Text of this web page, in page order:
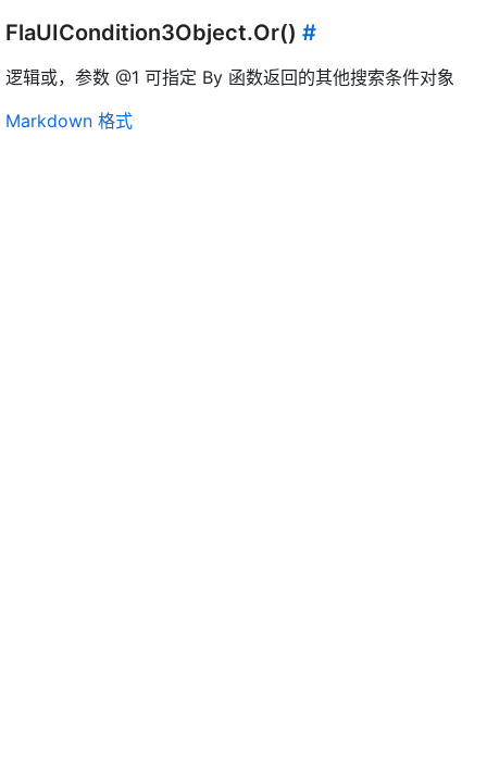
FlaUICondition3Object.Or() #
逻辑或，参数 @1 可指定 By 函数返回的其他搜索条件对象
Markdown 格式